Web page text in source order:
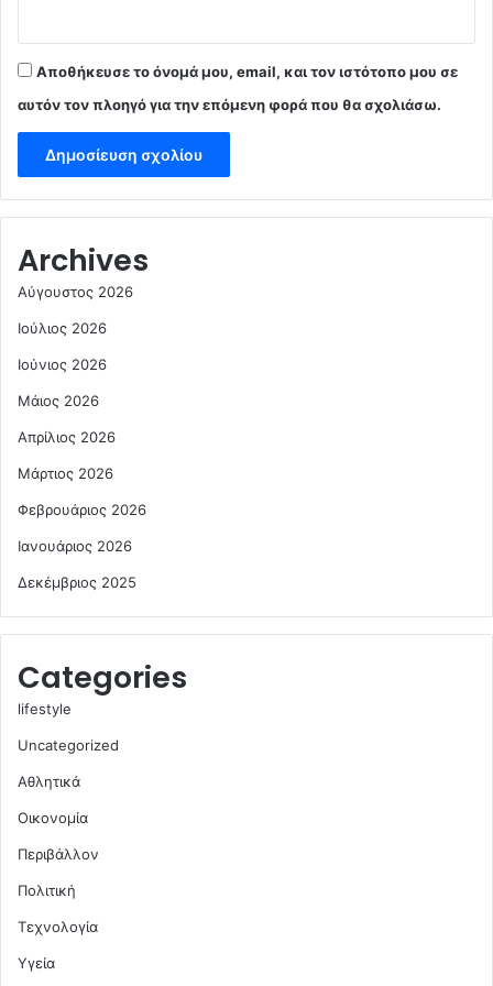
Αποθήκευσε το όνομά μου, email, και τον ιστότοπο μου σε
αυτόν τον πλοηγό για την επόμενη φορά που θα σχολιάσω.
Archives
Αύγουστος 2026
Ιούλιος 2026
Ιούνιος 2026
Μάιος 2026
Απρίλιος 2026
Μάρτιος 2026
Φεβρουάριος 2026
Ιανουάριος 2026
Δεκέμβριος 2025
Categories
lifestyle
Uncategorized
Αθλητικά
Οικονομία
Περιβάλλον
Πολιτική
Τεχνολογία
Υγεία